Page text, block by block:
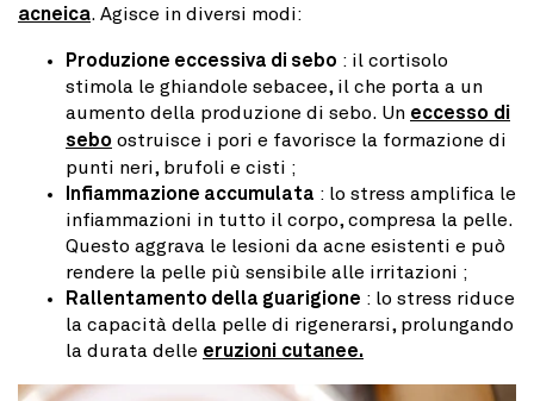
acneica. Agisce in diversi modi:
Produzione eccessiva di sebo : il cortisolo
stimola le ghiandole sebacee, il che porta a un
aumento della produzione di sebo. Un eccesso di
sebo ostruisce i pori e favorisce la formazione di
punti neri, brufoli e cisti ;
Infiammazione accumulata : lo stress amplifica le
infiammazioni in tutto il corpo, compresa la pelle.
Questo aggrava le lesioni da acne esistenti e può
rendere la pelle più sensibile alle irritazioni ;
Rallentamento della guarigione : lo stress riduce
la capacità della pelle di rigenerarsi, prolungando
la durata delle eruzioni cutanee.